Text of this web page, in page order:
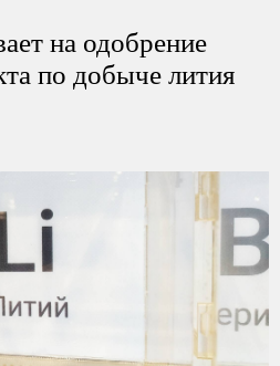
на одобрение
по добыче лития